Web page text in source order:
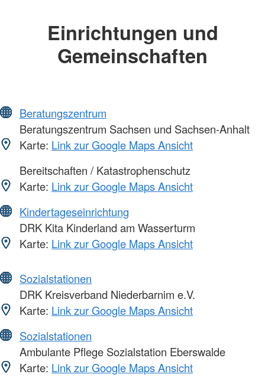
Einrichtungen und
Gemeinschaften
Beratungszentrum
Beratungszentrum Sachsen und Sachsen-Anhalt
Karte: Link zur Google Maps Ansicht
Bereitschaften / Katastrophenschutz
Karte: Link zur Google Maps Ansicht
Kindertageseinrichtung
DRK Kita Kinderland am Wasserturm
Karte: Link zur Google Maps Ansicht
Sozialstationen
DRK Kreisverband Niederbarnim e.V.
Karte: Link zur Google Maps Ansicht
Sozialstationen
Ambulante Pflege Sozialstation Eberswalde
Karte: Link zur Google Maps Ansicht